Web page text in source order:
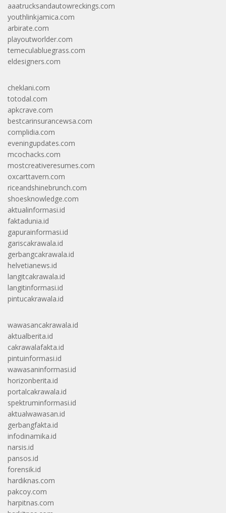
aaatrucksandautowreckings.com
youthlinkjamica.com
arbirate.com
playoutworlder.com
temeculabluegrass.com
eldesigners.com
cheklani.com
totodal.com
apkcrave.com
bestcarinsurancewsa.com
complidia.com
eveningupdates.com
mcochacks.com
mostcreativeresumes.com
oxcarttavern.com
riceandshinebrunch.com
shoesknowledge.com
aktualinformasi.id
faktadunia.id
gapurainformasi.id
gariscakrawala.id
gerbangcakrawala.id
helvetianews.id
langitcakrawala.id
langitinformasi.id
pintucakrawala.id
wawasancakrawala.id
aktualberita.id
cakrawalafakta.id
pintuinformasi.id
wawasaninformasi.id
horizonberita.id
portalcakrawala.id
spektruminformasi.id
aktualwawasan.id
gerbangfakta.id
infodinamika.id
narsis.id
pansos.id
forensik.id
hardiknas.com
pakcoy.com
harpitnas.com